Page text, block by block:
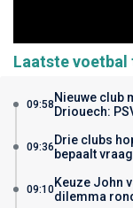
Laatste
09:58 Nieuwe club
Driouech:
09:36 Drie clubs
bepaalt
09:10Keuze John
dilemma